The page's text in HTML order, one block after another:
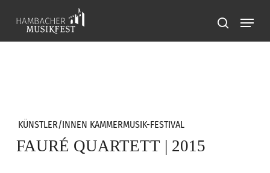
main
search
Menu
KÜNSTLER/INNEN KAMMERMUSIK-FESTIVAL
FAURÉ QUARTETT | 2015